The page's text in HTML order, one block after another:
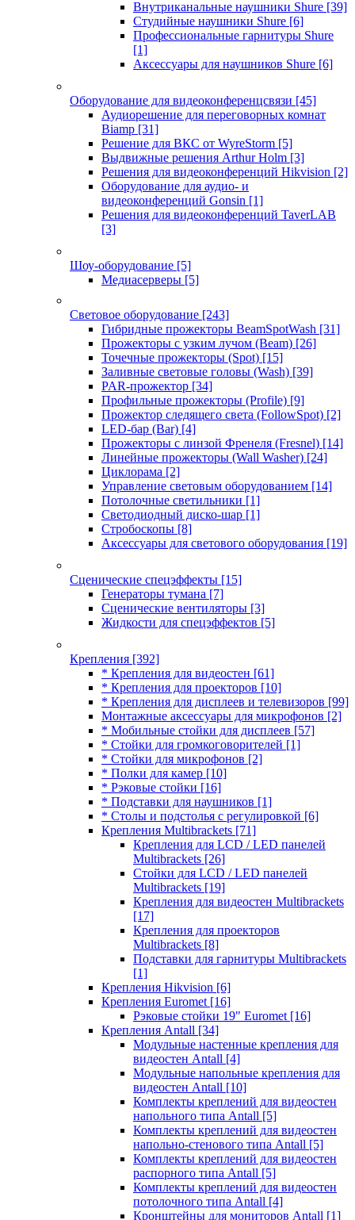
Внутриканальные наушники Shure [39]
Студийные наушники Shure [6]
Профессиональные гарнитуры Shure
[1]
Аксессуары для наушников Shure [6]
Оборудование для видеоконференцсвязи [45]
Аудиорешение для переговорных комнат
Biamp [31]
Решение для ВКС от WyreStorm [5]
Выдвижные решения Arthur Holm [3]
Решения для видеоконференций Hikvision [2]
Оборудование для аудио- и
видеоконференций Gonsin [1]
Решения для видеоконференций TaverLAB
[3]
Шоу-оборудование [5]
Медиасерверы [5]
Световое оборудование [243]
Гибридные прожекторы BeamSpotWash [31]
Прожекторы с узким лучом (Beam) [26]
Точечные прожекторы (Spot) [15]
Заливные световые головы (Wash) [39]
PAR-прожектор [34]
Профильные прожекторы (Profile) [9]
Прожектор следящего света (FollowSpot) [2]
LED-бар (Bar) [4]
Прожекторы с линзой Френеля (Fresnel) [14]
Линейные прожекторы (Wall Washer) [24]
Циклорама [2]
Управление световым оборудованием [14]
Потолочные светильники [1]
Светодиодный диско-шар [1]
Стробоскопы [8]
Аксессуары для светового оборудования [19]
Сценические спецэффекты [15]
Генераторы тумана [7]
Сценические вентиляторы [3]
Жидкости для спецэффектов [5]
Крепления [392]
* Крепления для видеостен [61]
* Крепления для проекторов [10]
* Крепления для дисплеев и телевизоров [99]
Монтажные аксессуары для микрофонов [2]
* Мобильные стойки для дисплеев [57]
* Стойки для громкоговорителей [1]
* Стойки для микрофонов [2]
* Полки для камер [10]
* Рэковые стойки [16]
* Подставки для наушников [1]
* Столы и подстолья с регулировкой [6]
Крепления Multibrackets [71]
Крепления для LCD / LED панелей
Multibrackets [26]
Стойки для LCD / LED панелей
Multibrackets [19]
Крепления для видеостен Multibrackets
[17]
Крепления для проекторов
Multibrackets [8]
Подставки для гарнитуры Multibrackets
[1]
Крепления Hikvision [6]
Крепления Euromet [16]
Рэковые стойки 19" Euromet [16]
Крепления Antall [34]
Модульные настенные крепления для
видеостен Antall [4]
Модульные напольные крепления для
видеостен Antall [10]
Комплекты креплений для видеостен
напольного типа Antall [5]
Комплекты креплений для видеостен
напольно-стенового типа Antall [5]
Комплекты креплений для видеостен
распорного типа Antall [5]
Комплекты креплений для видеостен
потолочного типа Antall [4]
Кронштейны для мониторов Antall [1]